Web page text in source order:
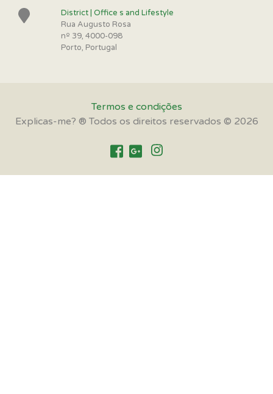
District | Office s and Lifestyle
Rua Augusto Rosa
nº 39, 4000-098
Porto, Portugal
Termos e condições
Explicas-me? ® Todos os direitos reservados © 2026